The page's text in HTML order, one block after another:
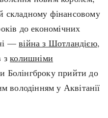
складному фінансовому
до економічних
—війна з Шотландією,
зколишніми
Болінгброку прийти до
володінням у Аквітанії